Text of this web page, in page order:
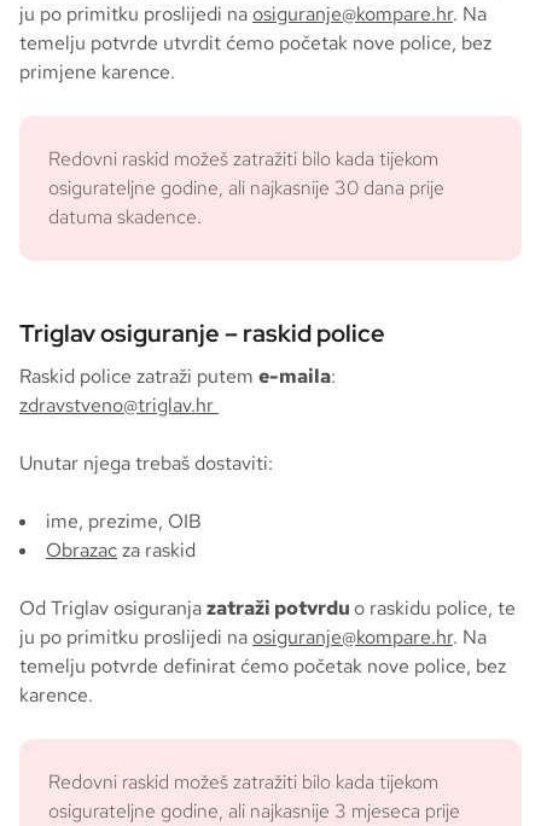
ju po primitku proslijedi na osiguranje@kompare.hr. Na
temelju potvrde utvrdit ćemo početak nove police, bez
primjene karence.
Redovni raskid možeš zatražiti bilo kada tijekom
osigurateljne godine, ali najkasnije 30 dana prije
datuma skadence.
Triglav osiguranje – raskid police
Raskid police zatraži putem e-maila:
zdravstveno@triglav.hr
Unutar njega trebaš dostaviti:
ime, prezime, OIB
Obrazacza raskid
Od Triglav osiguranjazatraži potvrdu o raskidu police, te
ju po primitku proslijedi na osiguranje@kompare.hr. Na
temelju potvrde definirat ćemo početak nove police, bez
karence.
Redovni raskid možeš zatražiti bilo kada tijekom
osigurateljne godine, ali najkasnije 3 mjeseca prije